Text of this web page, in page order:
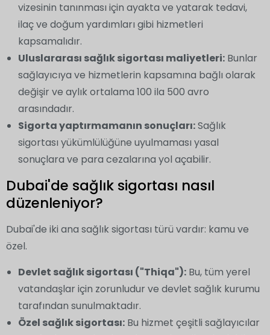
vizesinin tanınması için ayakta ve yatarak tedavi,
ilaç ve doğum yardımları gibi hizmetleri
kapsamalıdır.
Uluslararası sağlık sigortası maliyetleri: Bunlar
sağlayıcıya ve hizmetlerin kapsamına bağlı olarak
değişir ve aylık ortalama 100 ila 500 avro
arasındadır.
Sigorta yaptırmamanın sonuçları:Sağlık
sigortası yükümlülüğüne uyulmaması yasal
sonuçlara ve para cezalarına yol açabilir.
Dubai'de sağlık sigortası nasıl
düzenleniyor?
Dubai'de iki ana sağlık sigortası türü vardır: kamu ve
özel.
Devlet sağlık sigortası ("Thiqa"): Bu, tüm yerel
vatandaşlar için zorunludur ve devlet sağlık kurumu
tarafından sunulmaktadır.
Özel sağlık sigortası: Bu hizmet çeşitli sağlayıcılar